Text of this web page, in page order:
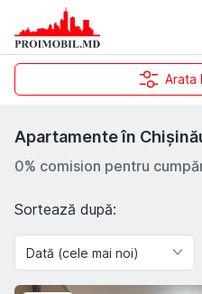
Arata
Apartamente în
0% comision pentru
Sortează după: